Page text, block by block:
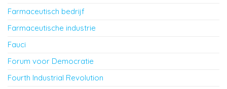
Farmaceutisch bedrijf
Farmaceutische industrie
Fauci
Forum voor Democratie
Fourth Industrial Revolution